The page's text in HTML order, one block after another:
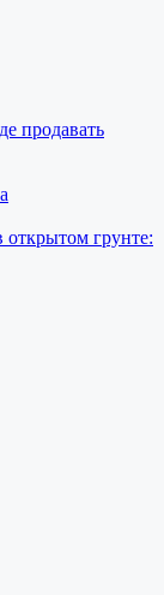
продавать
грунте: